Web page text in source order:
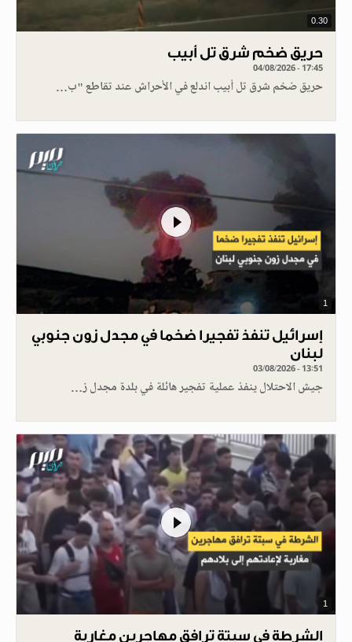
0.30
حريق ضخم شرق تل أبيب
04/08/2026 - 17:45
حريق ضخم شرق تل أبيب اندلع في الأحراش عند تقاطع "ب…
1
إسرائيل تنفذ تفجيرا ضخما في مجدل زون جنوبي
لبنان
03/08/2026 - 13:51
جيش الاحتلال ينفذ عملية تفجير هائلة في بلدة مجدل ز…
1
الشرطة في سبتة ترافق مهاجرين مغاربة